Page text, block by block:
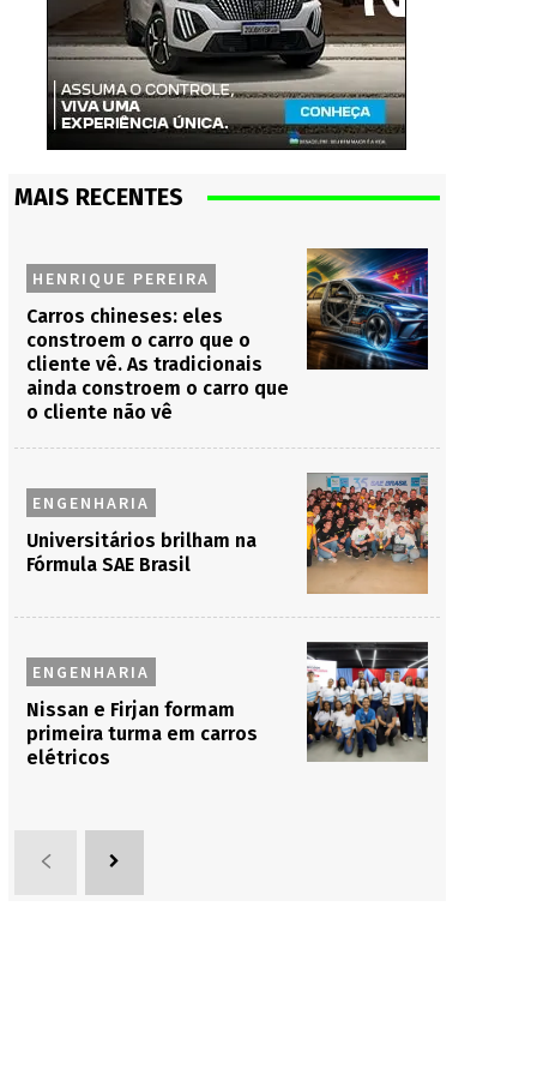
MAIS RECENTES
HENRIQUE PEREIRA
Carros chineses: eles
constroem o carro que o
cliente vê. As tradicionais
ainda constroem o carro que
o cliente não vê
ENGENHARIA
Universitários brilham na
Fórmula SAE Brasil
ENGENHARIA
Nissan e Firjan formam
primeira turma em carros
elétricos